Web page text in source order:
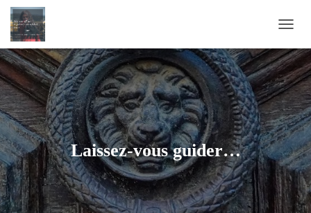
É
P
L
I
E
R
L
A
N
A
V
G
Laissez-vous guider…